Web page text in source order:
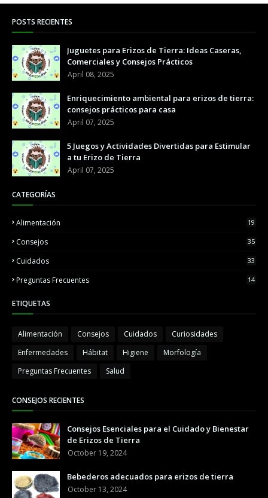
POSTS RECIENTES
Juguetes para Erizos de Tierra: Ideas Caseras,
Comerciales y Consejos Prácticos
April 08, 2025
Enriquecimiento ambiental para erizos de tierra:
consejos prácticos para casa
April 07, 2025
5 Juegos y Actividades Divertidas para Estimular
a tu Erizo de Tierra
April 07, 2025
CATEGORÍAS
Alimentación 19
Consejos 35
Cuidados 33
Preguntas Frecuentes 14
ETIQUETAS
Alimentación Consejos Cuidados
Curiosidades
Enfermedades
Hábitat Higiene
Morfología
Preguntas Frecuentes
Salud
CONSEJOS RECIENTES
Consejos Esenciales para el Cuidado y Bienestar
de Erizos de Tierra
October 19, 2024
Bebederos adecuados para erizos de tierra
October 13, 2024